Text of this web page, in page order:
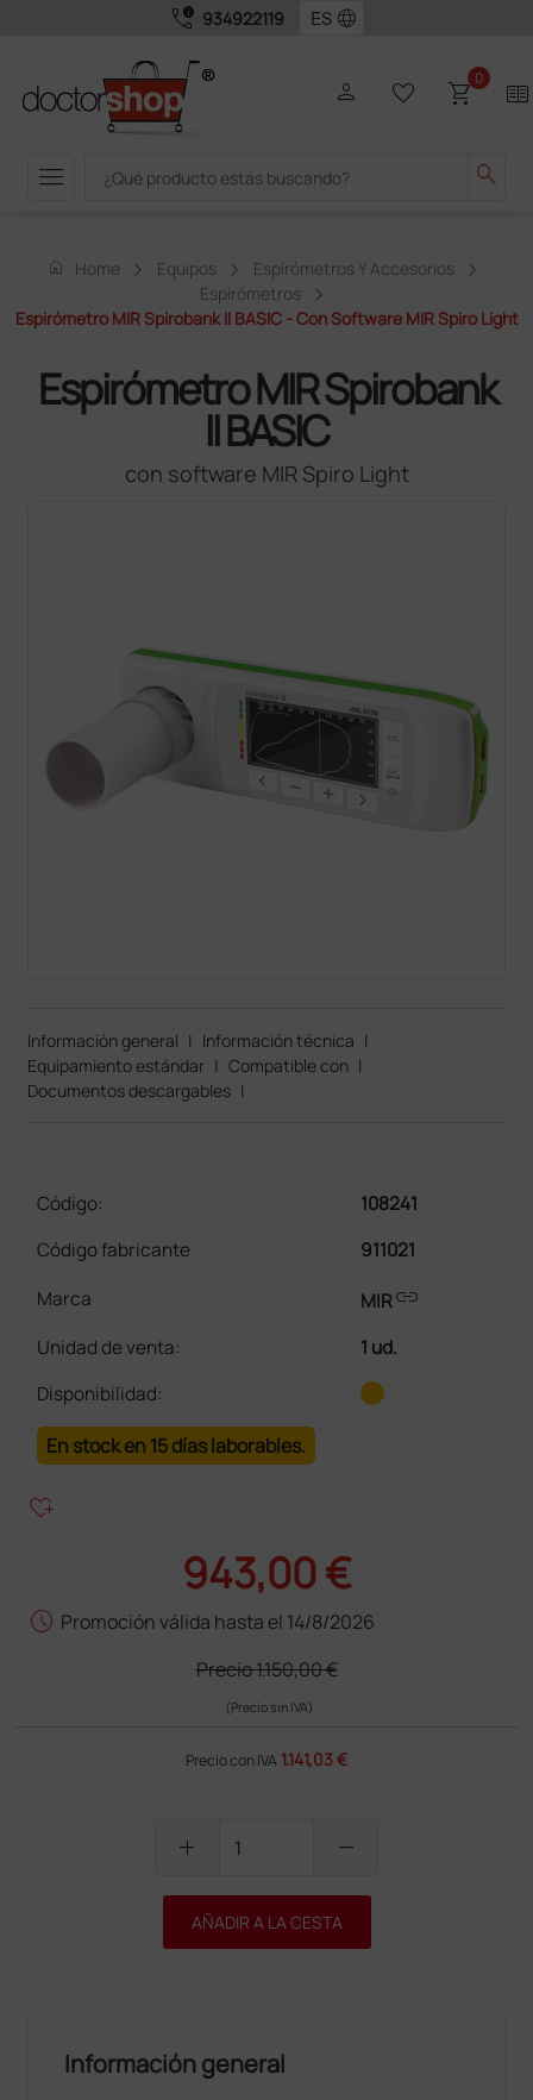
call_quality 934922119 language
menu search
person favorite_border shopping_cart0 two_pager
home Home Equipos
Espirómetros Y Accesorios
Espirómetros
Espirómetro MIR Spirobank II BASIC - Con Software MIR Spiro Light
Espirómetro MIR Spirobank
II BASIC
con software MIR Spiro Light
Información general | Información técnica |
Equipamiento estándar | Compatible con |
Documentos descargables |
Código:
108241
Código fabricante
911021
Marca
MIRlink
Unidad de venta:
1 ud.
Disponibilidad:
En stock en 15 días laborables.
heart_plus
943,00 €
schedule Promoción válida hasta el 14/8/2026
Precio1.150,00 €
(Precio sin IVA)
Precio con IVA 1.141,03 €
add remove
AÑADIR A LA CESTA
Información general